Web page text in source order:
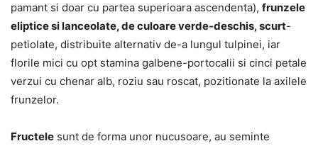
pamant si doar cu partea superioara ascendenta), frunzele
eliptice si lanceolate, de culoare verde-deschis, scurt-
petiolate, distribuite alternativ de-a lungul tulpinei, iar
florile mici cu opt stamina galbene-portocalii si cinci petale
verzui cu chenar alb, roziu sau roscat, pozitionate la axilele
frunzelor.
Fructele sunt de forma unor nucusoare, au seminte